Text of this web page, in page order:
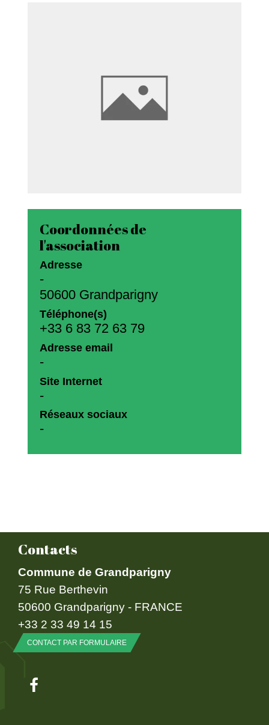
Coordonnées de
l'association
Adresse
-
50600 Grandparigny
Téléphone(s)
+33 6 83 72 63 79
Adresse email
-
Site Internet
-
Réseaux sociaux
-
Contacts
Commune de Grandparigny
75 Rue Berthevin
50600 Grandparigny - FRANCE
+33 2 33 49 14 15
CONTACT PAR FORMULAIRE